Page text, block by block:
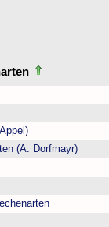
(A. Dorfmayr)